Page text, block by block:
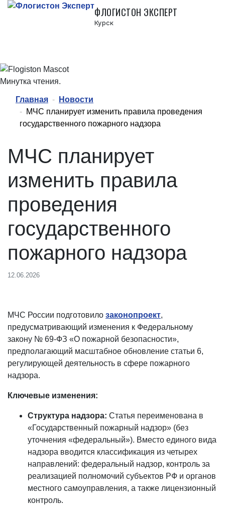
ФЛОГИСТОН ЭКСПЕРТ
Курск
Главная
Новости
МЧС планирует изменить правила проведения
государственного пожарного надзора
МЧС планирует
изменить правила
проведения
государственного
пожарного надзора
12.06.2026
МЧС России подготовило законопроект,
предусматривающий изменения к Федеральному
закону № 69-ФЗ «О пожарной безопасности»,
предполагающий масштабное обновление статьи 6,
регулирующей деятельность в сфере пожарного
надзора.
Ключевые изменения:
Структура надзора: Статья переименована в
«Государственный пожарный надзор» (без
уточнения «федеральный»). Вместо единого вида
надзора вводится классификация из четырех
направлений: федеральный надзор, контроль за
реализацией полномочий субъектов РФ и органов
местного самоуправления, а также лицензионный
контроль.